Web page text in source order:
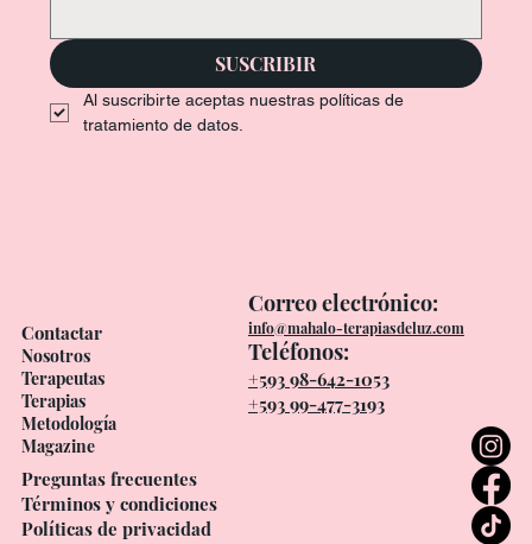
SUSCRIBIR
Al suscribirte aceptas nuestras políticas de
tratamiento de datos.
Nosotros
Terapeutas
Terapias
Metodología
Magazine
Contactar
Preguntas frecuentes
Términos y condiciones
Políticas de privacidad
Correo electrónico:
info@mahalo-terapiasdeluz.com
Teléfonos:
+593 98-642-1053
+593 99-477-3193